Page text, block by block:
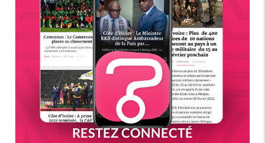
RESTEZ CONNECTÉ